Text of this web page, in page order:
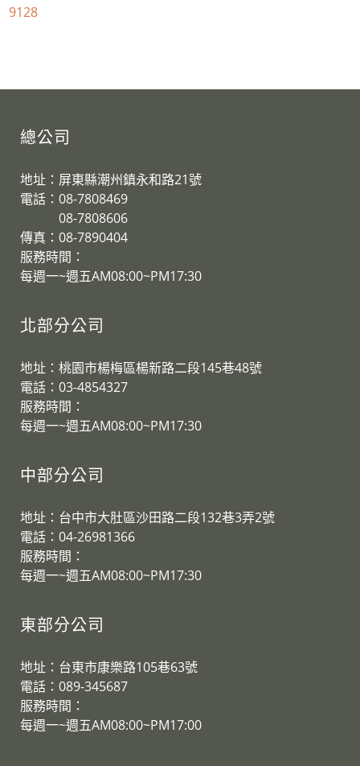
9128
總公司
地址：屏東縣潮州鎮永和路21號
電話：08-7808469
08-7808606
傳真：08-7890404
服務時間：
每週一~週五AM08:00~PM17:30
北部分公司
地址：桃園市楊梅區楊新路二段145巷48號
電話：03-4854327
服務時間：
​每週一~週五AM08:00~PM17:30
中部分公司
地址：台中市大肚區沙田路二段132巷3弄2號
電話：04-26981366
服務時間：
​每週一~週五AM08:00~PM17:30
東部分公司
地址：台東市康樂路105巷63號
電話：089-345687
服務時間：
​每週一~週五AM08:00~PM17:00